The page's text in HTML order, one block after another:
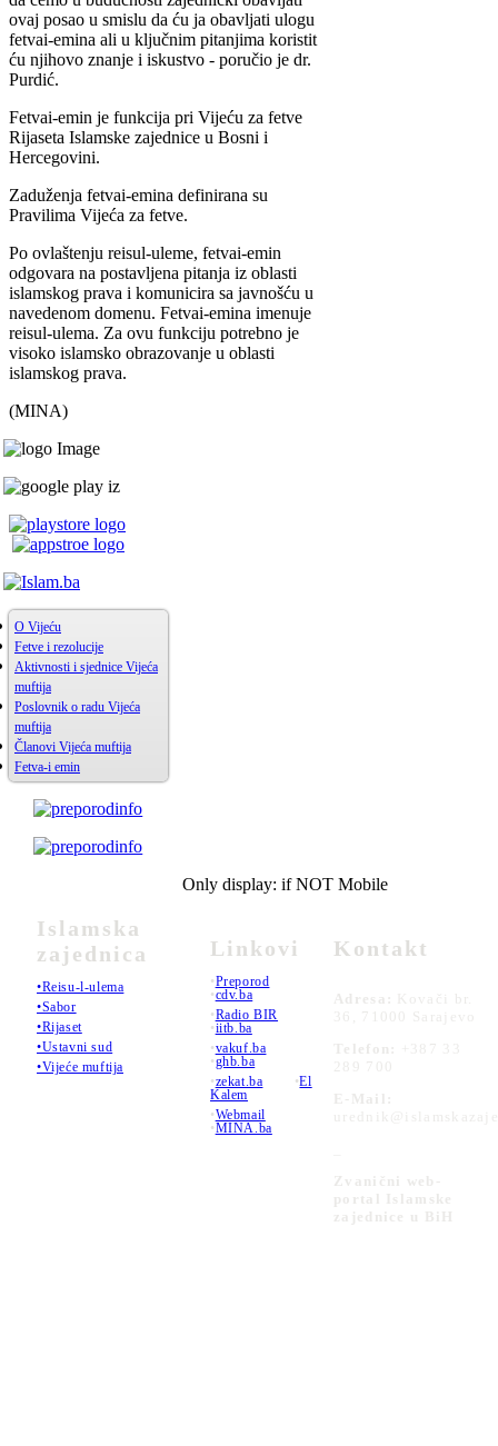
ovaj posao u smislu da ću ja obavljati ulogu
fetvai-emina ali u ključnim pitanjima koristit
ću njihovo znanje i iskustvo - poručio je dr.
Purdić.
Fetvai-emin je funkcija pri Vijeću za fetve
Rijaseta Islamske zajednice u Bosni i
Hercegovini.
Zaduženja fetvai-emina definirana su
Pravilima Vijeća za fetve.
Po ovlaštenju reisul-uleme, fetvai-emin
odgovara na postavljena pitanja iz oblasti
islamskog prava i komunicira sa javnošću u
navedenom domenu. Fetvai-emina imenuje
reisul-ulema. Za ovu funkciju potrebno je
visoko islamsko obrazovanje u oblasti
islamskog prava.
(MINA)
O Vijeću
Fetve i rezolucije
Aktivnosti i sjednice Vijeća
muftija
Poslovnik o radu Vijeća
muftija
Članovi Vijeća muftija
Fetva-i emin
Islamska
zajednica
•Reisu-l-ulema
•Sabor
•Rijaset
•Ustavni sud
•Vijeće muftija
Only display: if NOT Mobile
Linkovi
•Preporod
•cdv.ba
•Radio BIR
•iitb.ba
•vakuf.ba
•ghb.ba
•zekat.ba •El
Kalem
•Webmail
•MINA.ba
Kontakt
Adresa:
Kovači br.
36, 71000 Sarajevo
Telefon:
+387 33
289 700
E-Mail:
Zvanični web-
portal Islamske
zajednice u BiH